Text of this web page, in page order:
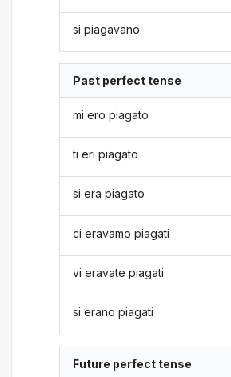
si piagavano
Past perfect tense
mi ero piagato
ti eri piagato
si era piagato
ci eravamo piagati
vi eravate piagati
si erano piagati
Future perfect tense